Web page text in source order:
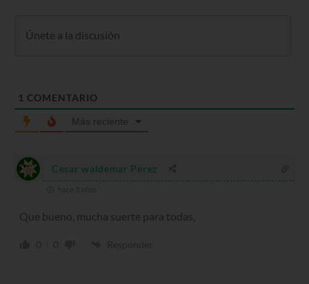
1 COMENTARIO
Más reciente
Cesar waldemar Perez
Que bueno, mucha suerte para todas,